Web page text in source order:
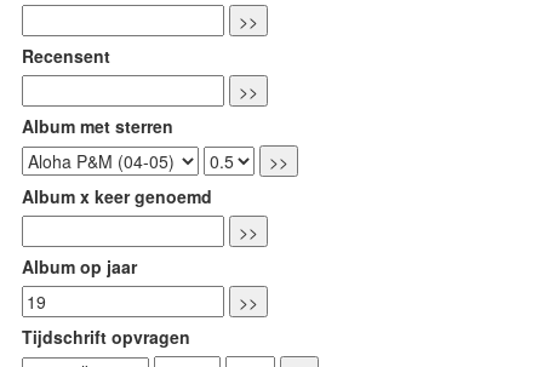
Recensent
Album met sterren
Album x keer genoemd
Album op jaar
Tijdschrift opvragen